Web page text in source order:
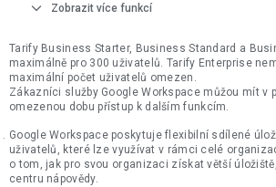
expand_more Zobrazit více funkcí
Tarify Business Starter, Business Standard a
maximálně pro 300 uživatelů. Tarify Enterprise
maximální počet uživatelů omezen.
Zákazníci služby Google Workspace můžou mít v
omezenou dobu přístup k dalším funkcím.
Google Workspace poskytuje flexibilní sdílené
uživatelů, které lze využívat v rámci celé
o tom, jak pro svou organizaci získat větší
centru nápovědy.